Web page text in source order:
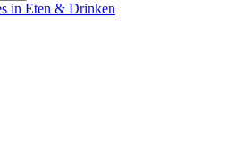
in Eten & Drinken